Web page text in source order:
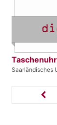
Taschenuhr
Saarländisches